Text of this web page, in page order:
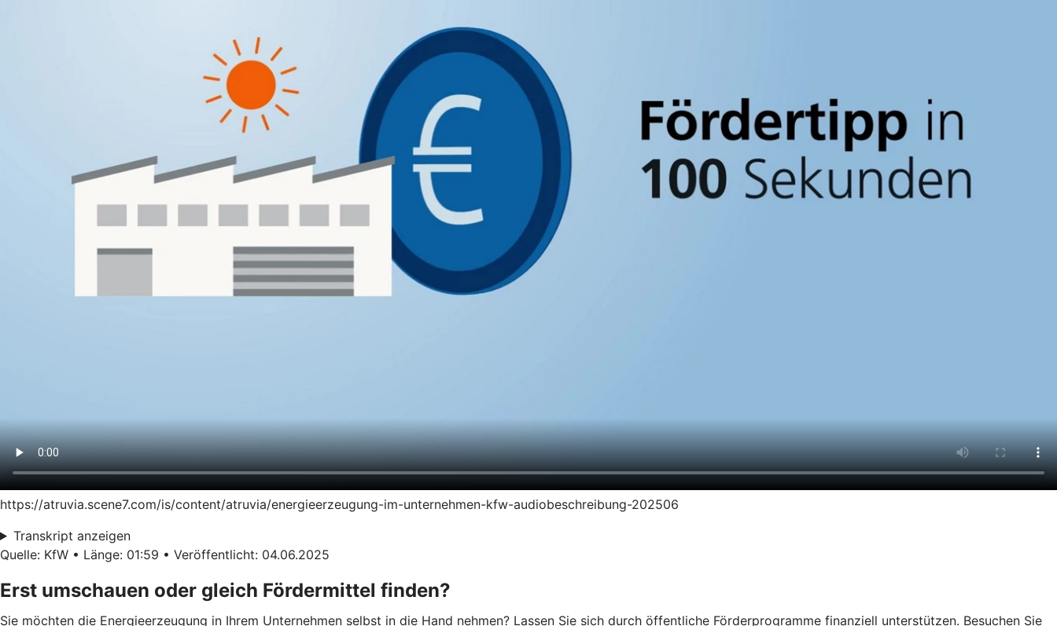
https://atruvia.scene7.com/is/content/atruvia/energieerzeugung-im-unternehmen-kfw-audiobeschreibung-202506
Transkript anzeigen
Quelle: KfW • Länge: 01:59 • Veröffentlicht: 04.06.2025
Erst umschauen oder gleich Fördermittel finden?
Sie möchten die Energieerzeugung in Ihrem Unternehmen selbst in die Hand nehmen? Lassen Sie sich durch öffentliche Förderprogramme finanziell unterstützen. Besuchen Sie